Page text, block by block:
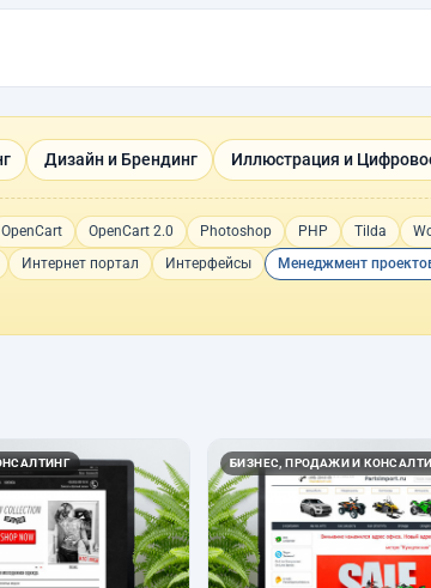
Дизайн и Брендинг Иллюстрация и
OpenCart OpenCart 2.0 Photoshop PHP Tilda
Интернет портал Интерфейсы Менеджмент
БИЗНЕС, ПРОДАЖИ И